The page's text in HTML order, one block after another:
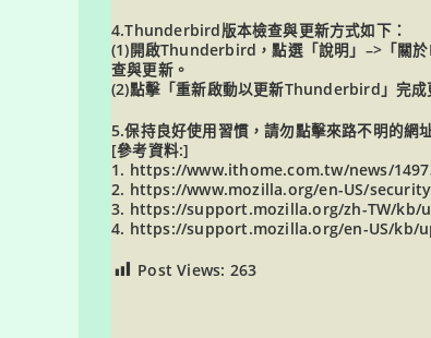
4.Thunderbird版本檢查與更新方式如下：
(1)開啟Thunderbird，點選「說明」–>「關
查與更新。
(2)點擊「重新啟動以更新Thunderbird」完成
5.保持良好使用習慣，請勿點擊來路不明的網
[參考資料:]
1. https://www.ithome.com.tw/news/
2. https://www.mozilla.org/en-US/
3. https://support.mozilla.org/zh-TW/
4. https://support.mozilla.org/en-US/kb/
Post Views: 263